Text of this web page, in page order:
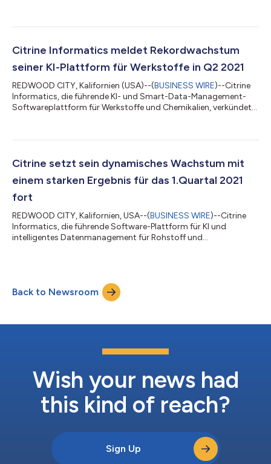
Produkteinführung im 4. Quartal an. Rekord-Zusatzverkäufe
außergewöhnliche Ergebnisse und verzeichnete ein ACV-
und ein sequ...
Citrine Informatics meldet Rekordwachstum
seiner KI-Plattform für Werkstoffe in Q2 2021
REDWOOD CITY, Kalifornien (USA)--(BUSINESS WIRE)--Citrine
Informatics, die führende KI- und Smart-Data-Management-
Softwareplattform für Werkstoffe und Chemikalien, verkündet
Bestleistung Citrine lieferte im zweiten Quartal eine Bestleistung,
Marktsegmenten, einschließlich etablierter Werkstoff- und
Citrine setzt sein dynamisches Wachstum mit
einem starken Ergebnis für das 1.Quartal 2021
fort
REDWOOD CITY, Kalifornien, USA--(BUSINESS WIRE)--Citrine
Informatics, die führende Software-Plattform für KI und
intelligentes Datenmanagement für Rohstoff und
– Webinar-Reihe gestartet. Kundenwachstum Citrine lieferte für
das erste Quartal für alle unternehmensrelevanten Kenngrößen
Rekordergebnisse ab. Hierzu gehören u.a...
Back to Newsroom
Wish your news had
this kind of reach?
Sign Up